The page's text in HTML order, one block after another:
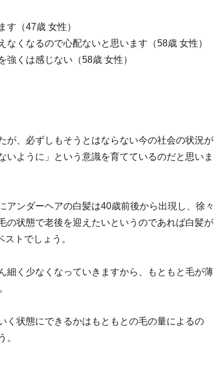
す（47歳 女性）
くなるので心配ないと思います（58歳 女性）
強くは感じない（58歳 女性）
が、必ずしもそうとはならない今の社会の状況が
いように」という意識を育てているのだと思いま
ンダーヘアの白髪は40歳前後から出現し、徐々
の状態で老後を迎えたいというのであれば白髪が
トでしょう。
細く少なくなっていきますから、もともと毛が薄
く状態にできるかはもともとの毛の量によるの
。